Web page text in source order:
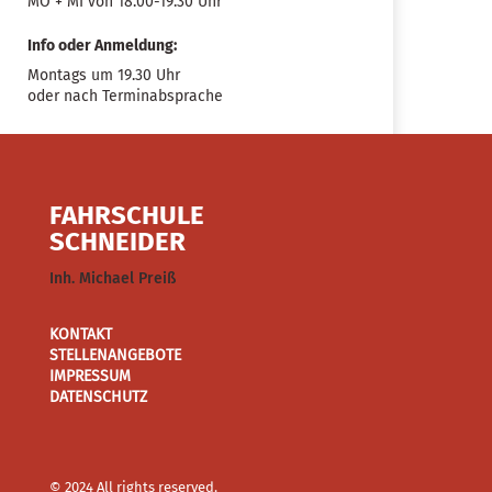
Info oder Anmeldung:
Montags um 19.30 Uhr
oder nach Terminabsprache
FAHRSCHULE
SCHNEIDER
Inh. Michael Preiß
KONTAKT
STELLENANGEBOTE
IMPRESSUM
DATENSCHUTZ
© 2024 All rights reserved.